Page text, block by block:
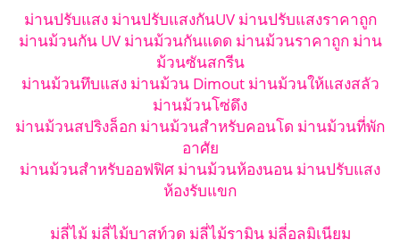
ม่านปรับแสง ม่านปรับแสงกันUV ม่านปรับแสงราคาถูก
ม่านม้วนกัน UV ม่านม้วนกันแดด ม่านม้วนราคาถูก ม่าน
ม้วนซันสกรีน
ม่านม้วนทึบแสง ม่านม้วน Dimout ม่านม้วนให้แสงสลัว
ม่านม้วนโซ่ดึง
ม่านม้วนสปริงล็อก ม่านม้วนสำหรับคอนโด ม่านม้วนที่พัก
อาศัย
ม่านม้วนสำหรับออฟฟิศ ม่านม้วนห้องนอน ม่านปรับแสง
ห้องรับแขก
มู่ลี่ไม้ มู่ลี่ไม้บาสท์วูด มู่ลี่ไม้รามิน มู่ลี่อลูมิเนียม